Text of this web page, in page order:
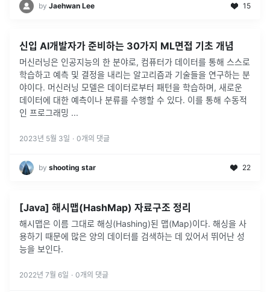
by Jaehwan Lee 15
신입 AI개발자가 준비하는 30가지 ML면접 기초 개념
머신러닝은 인공지능의 한 분야로, 컴퓨터가 데이터를 통해 스스로
학습하고 예측 및 결정을 내리는 알고리즘과 기술들을 연구하는 분
야이다. 머신러닝 모델은 데이터로부터 패턴을 학습하며, 새로운
데이터에 대한 예측이나 분류를 수행할 수 있다. 이를 통해 수동적
인 프로그래밍 ...
2023년 5월 3일 · 0개의 댓글
by shooting star 22
[Java] 해시맵(HashMap) 자료구조 정리
해시맵은 이름 그대로 해싱(Hashing)된 맵(Map)이다. 해싱을 사
용하기 때문에 많은 양의 데이터를 검색하는 데 있어서 뛰어난 성
능을 보인다.
2022년 7월 6일 · 0개의 댓글